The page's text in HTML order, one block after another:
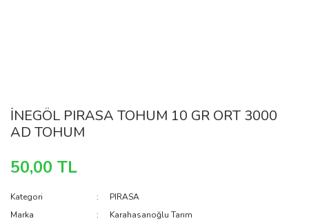
İNEGÖL PIRASA TOHUM 10 GR ORT 3000
AD TOHUM
50,00 TL
Kategori
PIRASA
Marka
Karahasanoğlu Tarım